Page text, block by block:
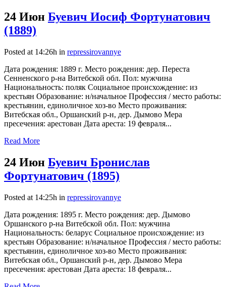
24 Июн Буевич Иосиф Фортунатович
(1889)
Posted at 14:26h in repressirovannye
Дата рождения: 1889 г. Место рождения: дер. Переста
Сенненского р-на Витебской обл. Пол: мужчина
Национальность: поляк Социальное происхождение: из
крестьян Образование: н/начальное Профессия / место работы:
крестьянин, единоличное хоз-во Место проживания:
Витебская обл., Оршанский р-н, дер. Дымово Мера
пресечения: арестован Дата ареста: 19 февраля...
Read More
24 Июн Буевич Бронислав
Фортунатович (1895)
Posted at 14:25h in repressirovannye
Дата рождения: 1895 г. Место рождения: дер. Дымово
Оршанского р-на Витебской обл. Пол: мужчина
Национальность: беларус Социальное происхождение: из
крестьян Образование: н/начальное Профессия / место работы:
крестьянин, единоличное хоз-во Место проживания:
Витебская обл., Оршанский р-н, дер. Дымово Мера
пресечения: арестован Дата ареста: 18 февраля...